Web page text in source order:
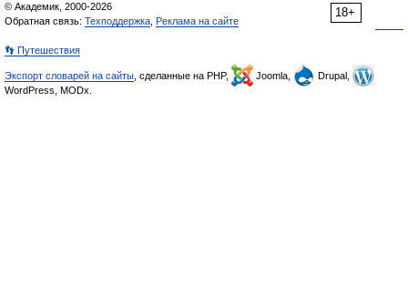
18+
© Академик, 2000-2026
Обратная связь: Техподдержка Реклама на сайте
👣 Путешествия
Экспорт словарей на сайты , сделанные на PHP, Joomla,
Drupal,
WordPress, MODx.